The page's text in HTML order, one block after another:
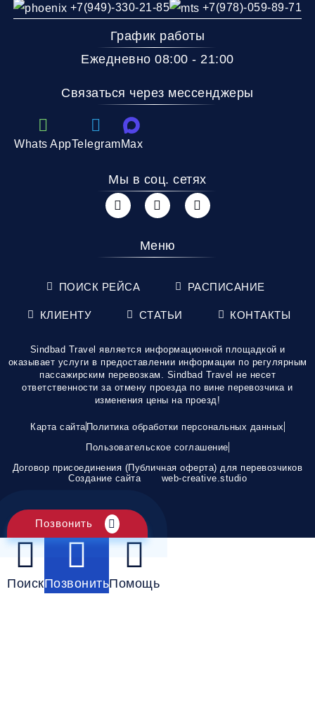
+7(949)-330-21-85
+7(978)-059-89-71
График работы
Ежедневно 08:00 - 21:00
Связаться через мессенджеры
Whats AppTelegramMax
Мы в соц. сетях
Меню
ПОИСК РЕЙСА РАСПИСАНИЕ
КЛИЕНТУ СТАТЬИ КОНТАКТЫ
Sindbad Travel является информационной площадкой и
оказывает услуги в предоставлении информации по регулярным
пассажирским перевозкам. Sindbad Travel не несет
ответственности за отмену проезда по вине перевозчика и
изменения цены на проезд!
Карта сайта Политика обработки персональных данных
Пользовательское соглашение
Договор присоединения (Публичная оферта) для перевозчиков
Создание сайта
web-creative.studio
Позвонить
ПоискПозвонитьПомощь